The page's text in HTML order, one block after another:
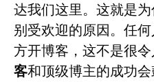
达我们这里。这就是
别受欢迎的原因。任
方开博客，这不是很
客和顶级博主的成功